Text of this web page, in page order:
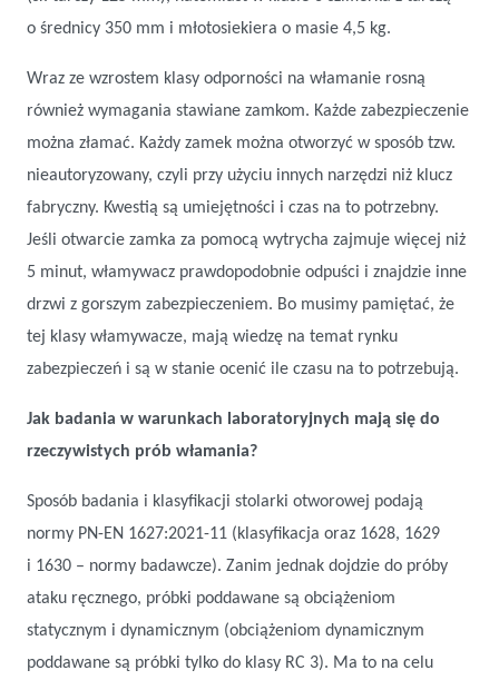
o średnicy 350 mm i młotosiekiera o masie 4,5 kg.
Wraz ze wzrostem klasy odporności na włamanie rosną
również wymagania stawiane zamkom. Każde zabezpieczenie
można złamać. Każdy zamek można otworzyć w sposób tzw.
nieautoryzowany, czyli przy użyciu innych narzędzi niż klucz
fabryczny. Kwestią są umiejętności i czas na to potrzebny.
Jeśli otwarcie zamka za pomocą wytrycha zajmuje więcej niż
5 minut, włamywacz prawdopodobnie odpuści i znajdzie inne
drzwi z gorszym zabezpieczeniem. Bo musimy pamiętać, że
tej klasy włamywacze, mają wiedzę na temat rynku
zabezpieczeń i są w stanie ocenić ile czasu na to potrzebują.
Jak badania w warunkach laboratoryjnych mają się do
rzeczywistych prób włamania?
Sposób badania i klasyfikacji stolarki otworowej podają
normy PN-EN 1627:2021-11 (klasyfikacja oraz 1628, 1629
i 1630 – normy badawcze). Zanim jednak dojdzie do próby
ataku ręcznego, próbki poddawane są obciążeniom
statycznym i dynamicznym (obciążeniom dynamicznym
poddawane są próbki tylko do klasy RC 3). Ma to na celu